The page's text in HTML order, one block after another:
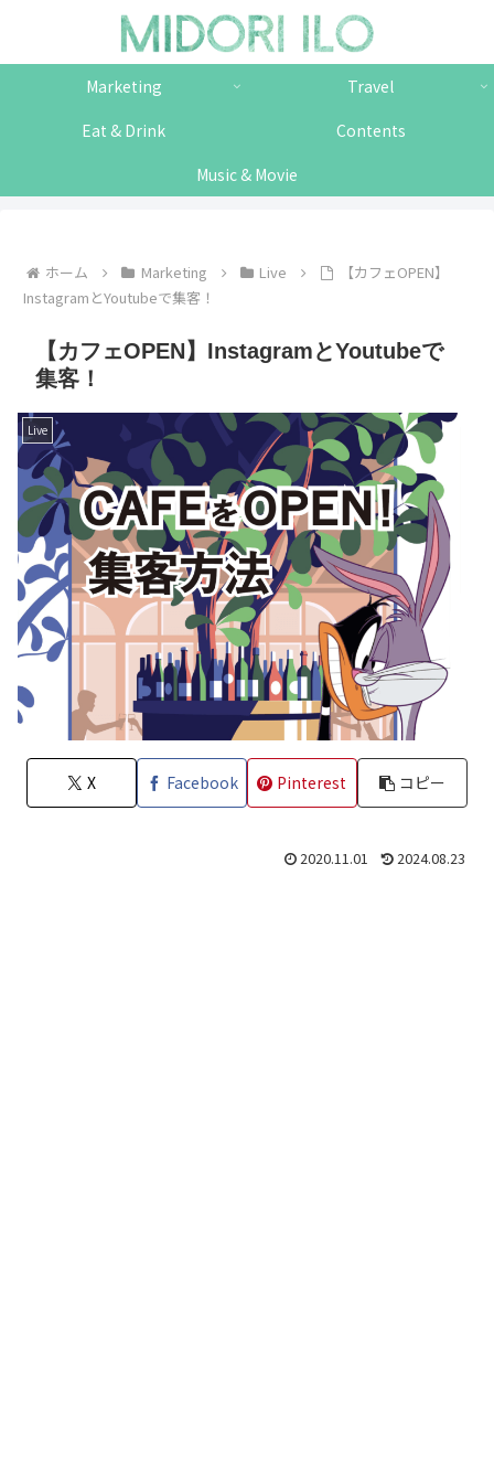
Marketing
Travel
Eat & Drink
Contents
Music & Movie
ホーム Marketing Live
【カフェOPEN】
InstagramとYoutubeで集客！
【カフェOPEN】InstagramとYoutubeで
集客！
Live
X Facebook Pinterest コピー
2020.11.01 2024.08.23